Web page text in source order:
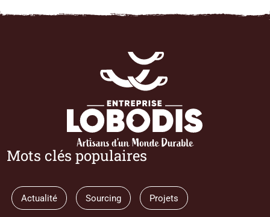
Mots clés populaires
Actualité Sourcing Projets